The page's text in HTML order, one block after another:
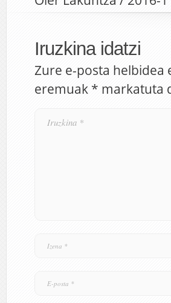
Iruzkina idatzi
Zure e-posta helbidea
eremuak * markatuta